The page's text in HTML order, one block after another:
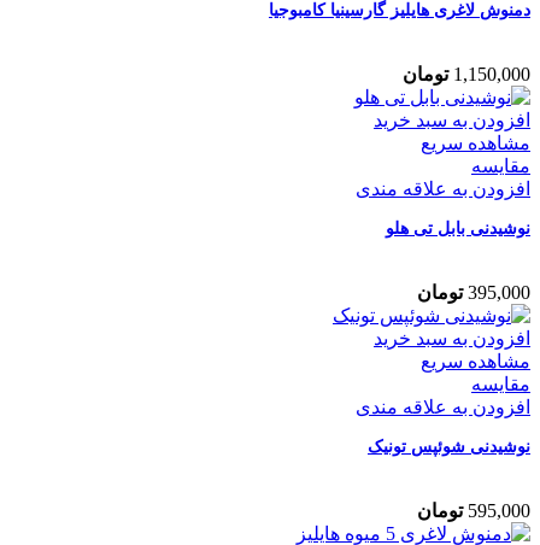
دمنوش لاغری هایلیز گارسینیا کامبوجیا
1,150,000 تومان
افزودن به سبد خرید
مشاهده سریع
مقایسه
افزودن به علاقه مندی
نوشیدنی بابل تی هلو
395,000 تومان
افزودن به سبد خرید
مشاهده سریع
مقایسه
افزودن به علاقه مندی
نوشیدنی شوئپس تونیک
595,000 تومان